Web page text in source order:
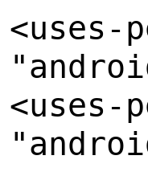
<uses-
<uses-